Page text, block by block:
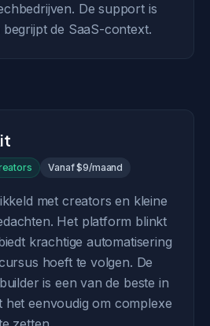
De support is
de SaaS-context.
Vanaf $9/maand
met creators en kleine
Het platform blinkt
krachtige automatisering
hoeft te volgen. De
is een van de beste in
het eenvoudig om complexe